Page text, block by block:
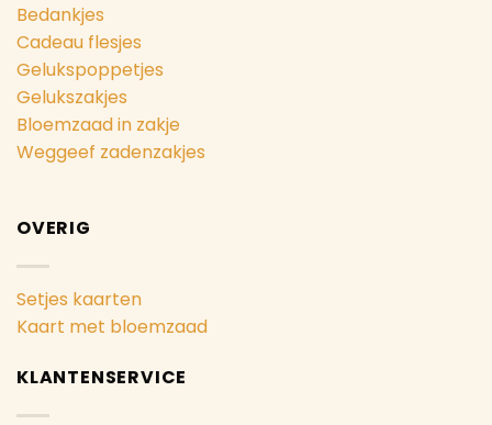
Bedankjes
Cadeau flesjes
Gelukspoppetjes
Gelukszakjes
Bloemzaad in zakje
Weggeef zadenzakjes
OVERIG
Setjes kaarten
Kaart met bloemzaad
KLANTENSERVICE